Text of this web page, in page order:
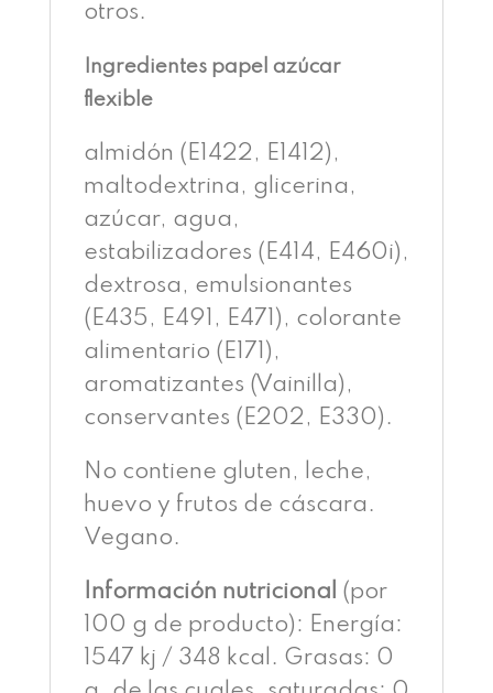
otros.
Ingredientes papel azúcar
flexible
almidón (E1422, E1412),
maltodextrina, glicerina,
azúcar, agua,
estabilizadores (E414, E460i),
dextrosa, emulsionantes
(E435, E491, E471), colorante
alimentario (E171),
aromatizantes (Vainilla),
conservantes (E202, E330).
No contiene gluten, leche,
huevo y frutos de cáscara.
Vegano.
Información nutricional (por
100 g de producto): Energía:
1547 kj / 348 kcal. Grasas: 0